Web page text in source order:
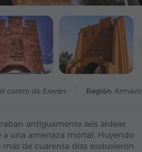
centro de Ereván Región: Armavir
antiguamente seis aldeas
a una amenaza mortal. Huyendo
de cuarenta días sostuvieron